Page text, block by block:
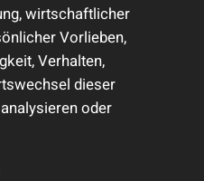
wirtschaftlicher
Vorlieben,
Verhalten,
dieser
oder